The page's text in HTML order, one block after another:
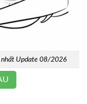
nhất Update 08/2026